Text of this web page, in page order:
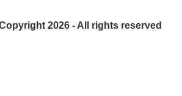
2026 - All rights reserved